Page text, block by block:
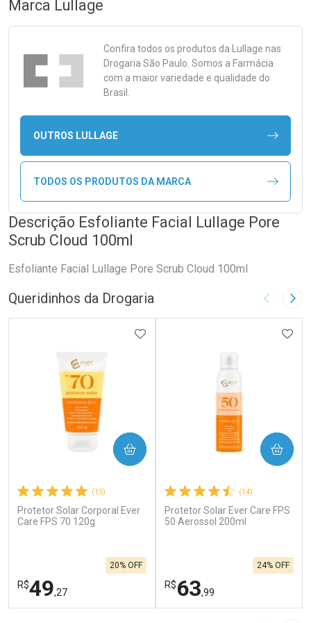
Marca Lullage
Confira todos os produtos da Lullage nas
Drogaria São Paulo. Somos a Farmácia
com a maior variedade e qualidade do
Brasil.
OUTROS LULLAGE
TODOS OS PRODUTOS DA MARCA
Descrição Esfoliante Facial Lullage Pore
Scrub Cloud 100ml
Esfoliante Facial Lullage Pore Scrub Cloud 100ml
Queridinhos da Drogaria Imagem
(15)
Protetor Solar Corporal Ever
Care FPS 70 120g
R$49,27
20% OFF
ADICIONAR AOS FAVORITOS
COMPRAR
(14)
Protetor Solar Ever Care FPS
50 Aerossol 200ml
R$63,99
24% OFF
COMPRAR